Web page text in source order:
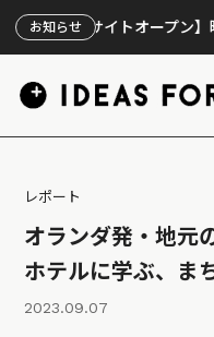
お知らせ
トオープン】映画『リペア
レポート
オランダ発・地元
ホテルに学ぶ、ま
2023.09.07